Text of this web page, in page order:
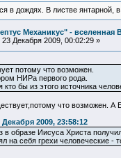
в дождях. В листве янтарной,
Механикус" - вселенная
23 Декабря 2009, 00:02:29 »
потому что возможен.
НИРа первого рода.
бы из этого источника
что возможен. А
2009, 23:58:12
в образе Иисуса Христа
на себя грехи человеческие